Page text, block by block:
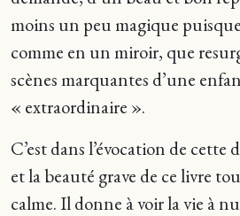
moins un peu magique puisque
comme en un miroir, que
scènes marquantes d’une
« extraordinaire ».
C’est dans l’évocation de cette
et la beauté grave de ce livre
calme. Il donne à voir la vie à